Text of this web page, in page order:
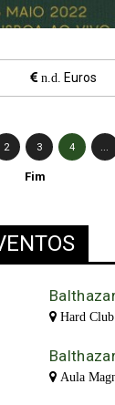
n.d. Euros
2 3 4 ...
Fim
Hard Club
Aula